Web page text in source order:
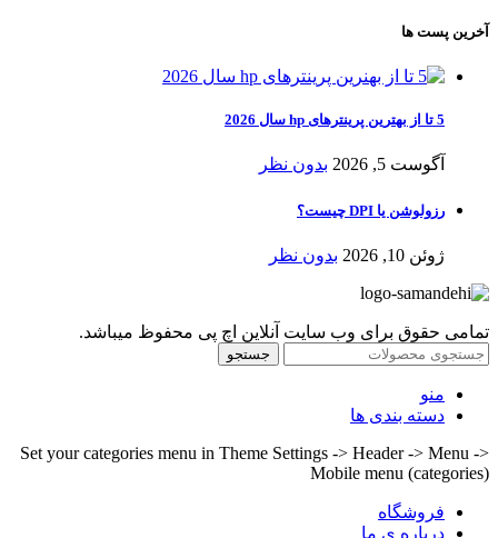
آخرین پست ها
5 تا از بهترین پرینترهای hp سال 2026
آگوست 5, 2026 بدون نظر
رزولوشن یا DPI چیست؟
ژوئن 10, 2026 بدون نظر
تمامی حقوق برای وب سایت آنلاین اچ پی محفوظ میباشد.
جستجو
منو
دسته بندی ها
Set your categories menu in Theme Settings -> Header -> Menu ->
Mobile menu (categories)
فروشگاه
درباره ی ما